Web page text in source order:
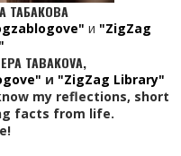
ТАБАКОВА
и "ZigZag
TABAKOVA,
и "ZigZag Library"
my reflections, short
facts from life.